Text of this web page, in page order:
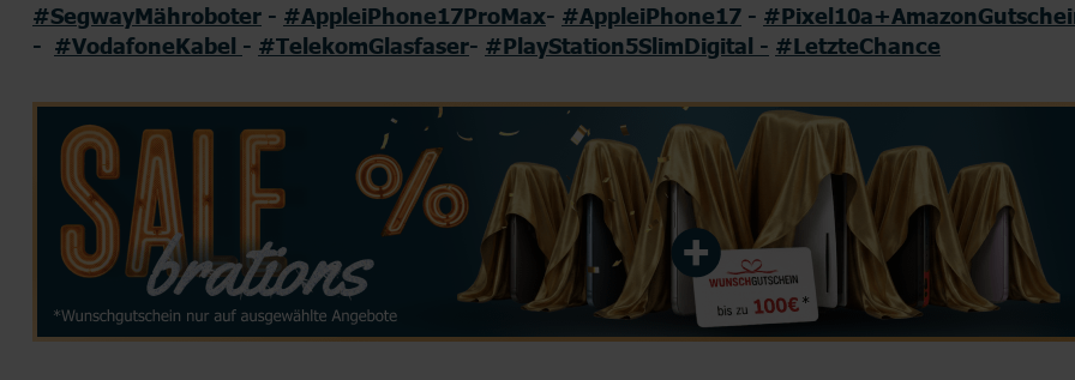
ALLE HERSTELLER
TOP HANDYTARIFE
SIM Only Handyvertrag Junge Leute Kombitarife
TOP AKTIONEN
INTERNETTARIFE
DSL Glasfaser LTE
TOP AKTIONEN
#SegwayMähroboter - #AppleiPhone17ProMax- #AppleiPhone17 -
- #VodafoneKabel - #TelekomGlasfaser- #PlayStation5SlimDigital - #LetzteChance